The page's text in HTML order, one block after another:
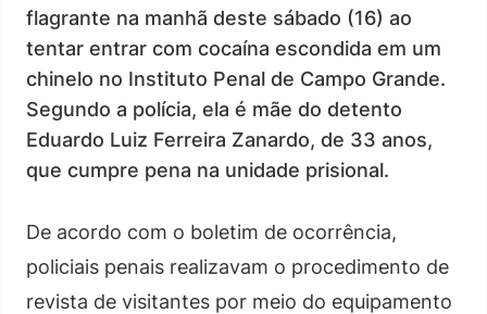
flagrante na manhã deste sábado (16) ao
tentar entrar com cocaína escondida em um
chinelo no Instituto Penal de Campo Grande.
Segundo a polícia, ela é mãe do detento
Eduardo Luiz Ferreira Zanardo, de 33 anos,
que cumpre pena na unidade prisional.
De acordo com o boletim de ocorrência,
policiais penais realizavam o procedimento de
revista de visitantes por meio do equipamento